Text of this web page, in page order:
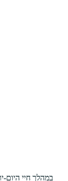
במהלך חיי היום-